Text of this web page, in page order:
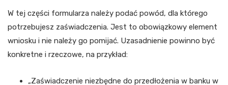
W tej części formularza należy podać powód, dla którego
potrzebujesz zaświadczenia. Jest to obowiązkowy element
wniosku i nie należy go pomijać. Uzasadnienie powinno być
konkretne i rzeczowe, na przykład:
„Zaświadczenie niezbędne do przedłożenia w banku w